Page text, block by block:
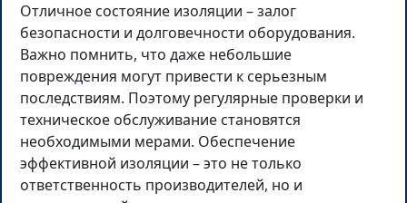
Отличное состояние изоляции – залог
безопасности и долговечности оборудования.
Важно помнить, что даже небольшие
повреждения могут привести к серьезным
последствиям. Поэтому регулярные проверки и
техническое обслуживание становятся
необходимыми мерами. Обеспечение
эффективной изоляции – это не только
ответственность производителей, но и